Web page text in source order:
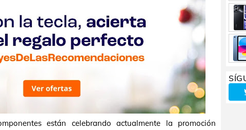
están celebrando actualmente la promoción